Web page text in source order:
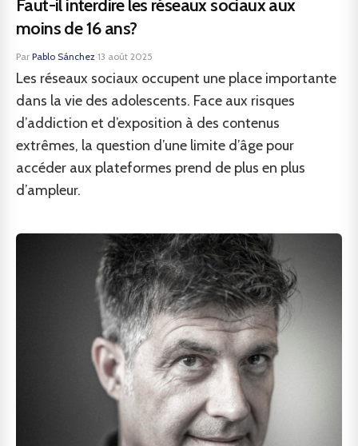
Faut-il interdire les réseaux sociaux aux
moins de 16 ans?
Par Pablo Sánchez·13 août 2025
Les réseaux sociaux occupent une place importante
dans la vie des adolescents. Face aux risques
d’addiction et d’exposition à des contenus
extrêmes, la question d’une limite d’âge pour
accéder aux plateformes prend de plus en plus
d’ampleur.